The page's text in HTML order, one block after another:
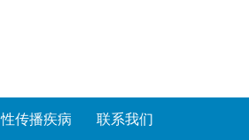
性传播疾病 联系我们